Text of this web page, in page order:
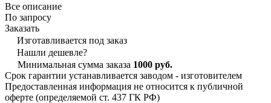
Все описание
По запросу
Заказать
Изготавливается под заказ
Нашли дешевле?
Минимальная сумма заказа 1000 руб.
Срок гарантии устанавливается заводом - изготовителем
Предоставленная информация не относится к публичной
оферте (определяемой ст. 437 ГК РФ)